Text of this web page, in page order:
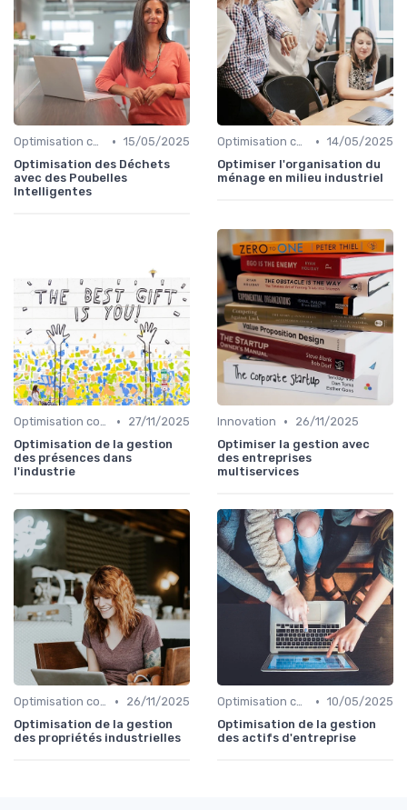
Optimisation coûts • 15/05/2025
Optimisation des Déchets
avec des Poubelles
Intelligentes
Optimisation coûts • 14/05/2025
Optimiser l'organisation du
ménage en milieu industriel
Optimisation coûts •
27/11/2025
Optimisation de la gestion
des présences dans
l'industrie
Innovation •
26/11/2025
Optimiser la gestion avec
des entreprises
multiservices
Optimisation coûts •
26/11/2025
Optimisation de la gestion
des propriétés industrielles
Optimisation coûts • 10/05/2025
Optimisation de la gestion
des actifs d'entreprise